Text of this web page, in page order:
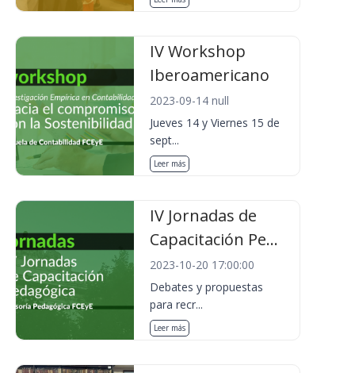
IV Workshop
Iberoamericano
2023-09-14 null
Jueves 14 y Viernes 15 de
sept...
Leer más
IV Jornadas de
Capacitación Pe...
2023-10-20 17:00:00
Debates y propuestas
para recr...
Leer más